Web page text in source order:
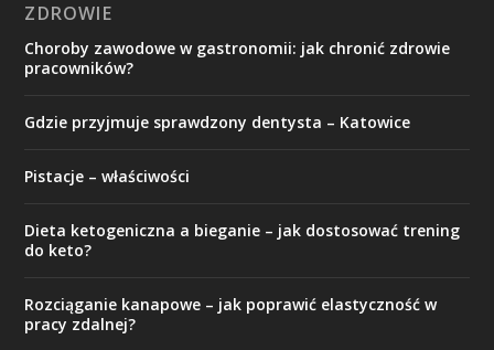
ZDROWIE
Choroby zawodowe w gastronomii: jak chronić zdrowie
pracowników?
Gdzie przyjmuje sprawdzony dentysta – Katowice
Pistacje – właściwości
Dieta ketogeniczna a bieganie – jak dostosować trening
do keto?
Rozciąganie kanapowe – jak poprawić elastyczność w
pracy zdalnej?